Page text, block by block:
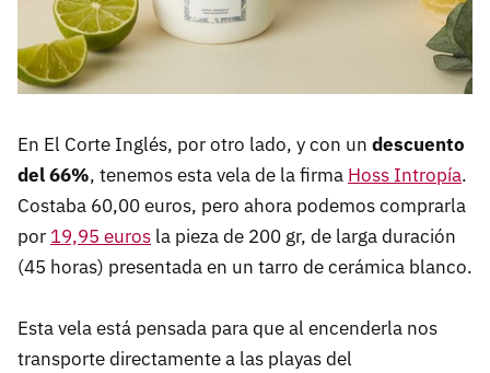
En El Corte Inglés, por otro lado, y con un descuento
del 66%, tenemos esta vela de la firma Hoss Intropía.
Costaba 60,00 euros, pero ahora podemos comprarla
por 19,95 euros la pieza de 200 gr, de larga duración
(45 horas) presentada en un tarro de cerámica blanco.
Esta vela está pensada para que al encenderla nos
transporte directamente a las playas del